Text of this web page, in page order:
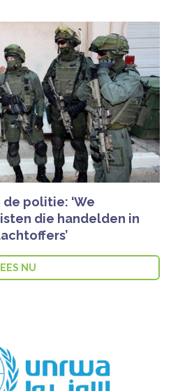
politie: ‘We
die handelden in
NU